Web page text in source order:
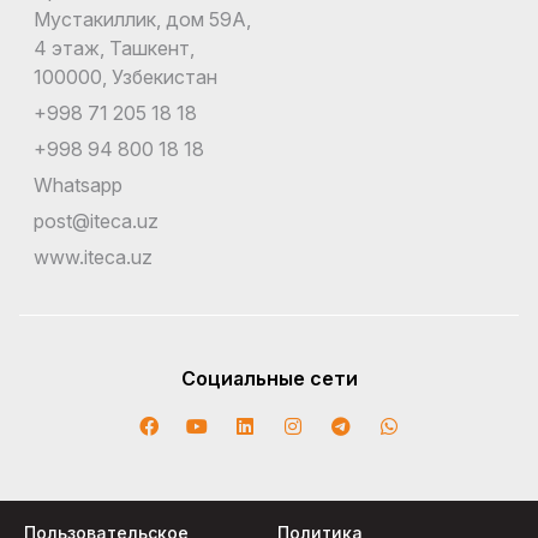
Мустакиллик, дом 59А,
4 этаж, Ташкент,
100000, Узбекистан
+998 71 205 18 18
+998 94 800 18 18
Whatsapp
post@iteca.uz
www.iteca.uz
Социальные сети
Пользовательское Политика